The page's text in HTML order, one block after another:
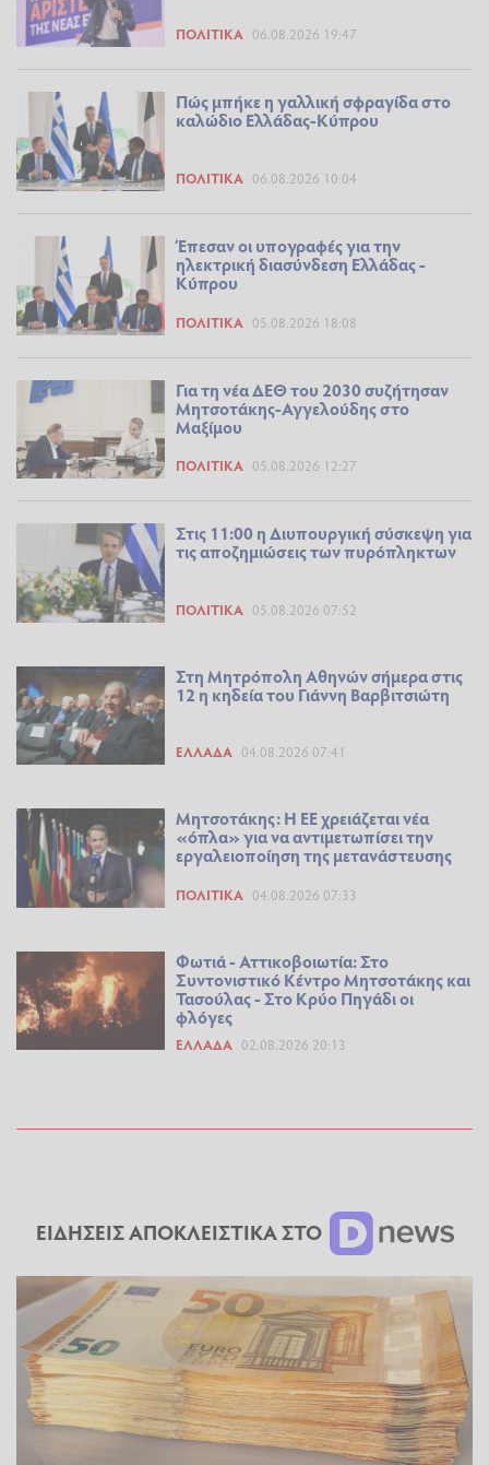
ΠΟΛΙΤΙΚΆ 06.08.2026 19:47
Πώς μπήκε η γαλλική σφραγίδα στο
καλώδιο Ελλάδας-Κύπρου
ΠΟΛΙΤΙΚΆ 06.08.2026 10:04
Έπεσαν οι υπογραφές για την
ηλεκτρική διασύνδεση Ελλάδας -
Κύπρου
ΠΟΛΙΤΙΚΆ 05.08.2026 18:08
Για τη νέα ΔΕΘ του 2030 συζήτησαν
Μητσοτάκης-Αγγελούδης στο
Μαξίμου
ΠΟΛΙΤΙΚΆ 05.08.2026 12:27
Στις 11:00 η Διυπουργική σύσκεψη για
τις αποζημιώσεις των πυρόπληκτων
ΠΟΛΙΤΙΚΆ 05.08.2026 07:52
Στη Μητρόπολη Αθηνών σήμερα στις
12 η κηδεία του Γιάννη Βαρβιτσιώτη
ΕΛΛΆΔΑ 04.08.2026 07:41
Μητσοτάκης: Η ΕΕ χρειάζεται νέα
«όπλα» για να αντιμετωπίσει την
εργαλειοποίηση της μετανάστευσης
ΠΟΛΙΤΙΚΆ 04.08.2026 07:33
Φωτιά - Αττικοβοιωτία: Στο
Συντονιστικό Κέντρο Μητσοτάκης και
Τασούλας - Στο Κρύο Πηγάδι οι
φλόγες
ΕΛΛΆΔΑ 02.08.2026 20:13
ΕΙΔΗΣΕΙΣ ΑΠΟΚΛΕΙΣΤΙΚΑ ΣΤΟ